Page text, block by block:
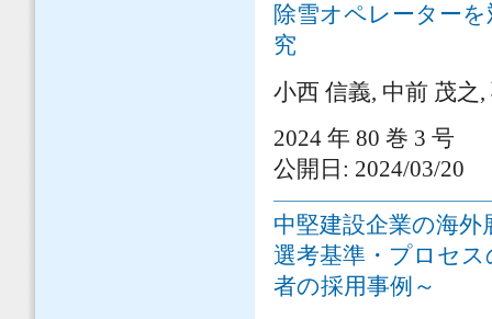
除雪オペレーター
究
小西 信義, 中前 茂之
2024 年 80 巻 3 号
公開日: 2024/03/20
中堅建設企業の海
選考基準・プロセ
者の採用事例～